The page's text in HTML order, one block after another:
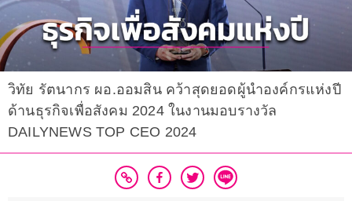
วิทัย รัตนากร ผอ.ออมสิน คว้าสุดยอดผู้นำองค์กรแห่งปี
ด้านธุรกิจเพื่อสังคม 2024 ในงานมอบรางวัล
DAILYNEWS TOP CEO 2024